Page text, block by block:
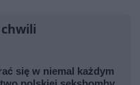
się w niemal każdym